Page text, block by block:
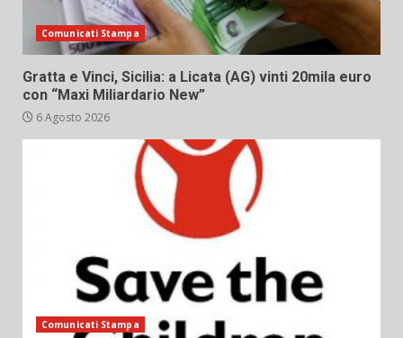
Comunicati Stampa
Gratta e Vinci, Sicilia: a Licata (AG) vinti 20mila euro
con “Maxi Miliardario New”
6 Agosto 2026
Comunicati Stampa